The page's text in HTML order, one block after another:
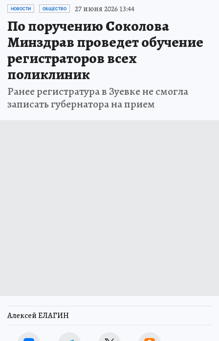
НОВОСТИ ОБЩЕСТВО 27 июня 2026 13:44
По поручению Соколова
Минздрав проведет обучение
регистраторов всех
поликлиник
Ранее регистратура в Зуевке не смогла
записать губернатора на прием
Алексей ЕЛАГИН